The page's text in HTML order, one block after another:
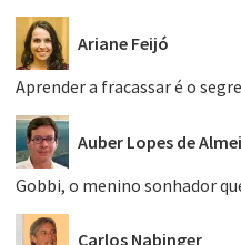
Ariane Feijó
Aprender a fracassar é o
Auber Lopes de
Gobbi, o menino sonhador
Carlos Nabinger